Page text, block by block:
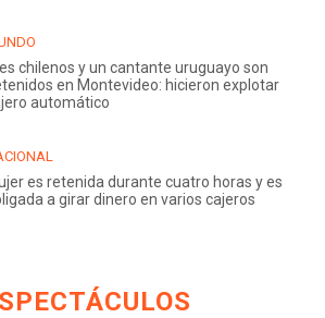
chilenos y un cantante uruguayo son
en Montevideo: hicieron explotar
automático
es retenida durante cuatro horas y es
a girar dinero en varios cajeros